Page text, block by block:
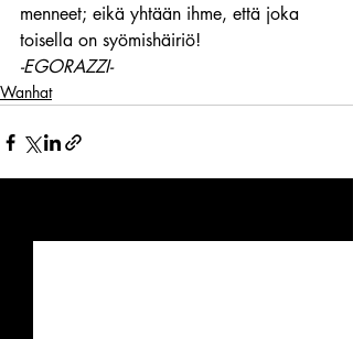
menneet; eikä yhtään ihme, että joka
toisella on syömishäiriö!
-EGORAZZI-
Wanhat